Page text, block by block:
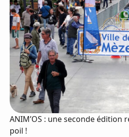
ANIM’OS : une seconde édition
poil !